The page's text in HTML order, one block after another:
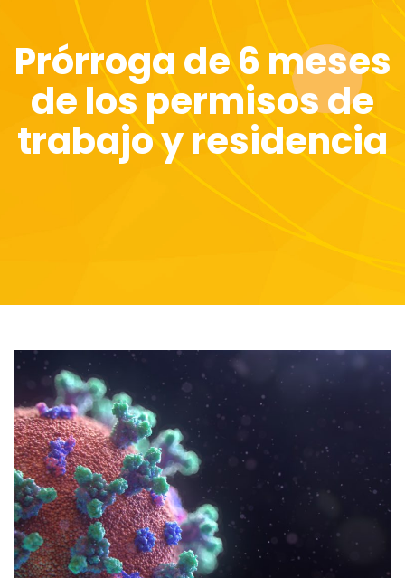
Prórroga de 6 meses
de los permisos de
trabajo y residencia